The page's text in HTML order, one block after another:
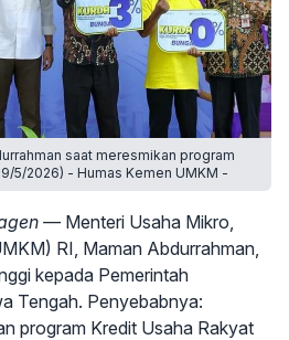
saat meresmikan program
5/2026) - Humas Kemen UMKM -
—Menteri Usaha Mikro,
RI, Maman Abdurrahman,
kepada Pemerintah
Tengah. Penyebabnya:
program Kredit Usaha Rakyat